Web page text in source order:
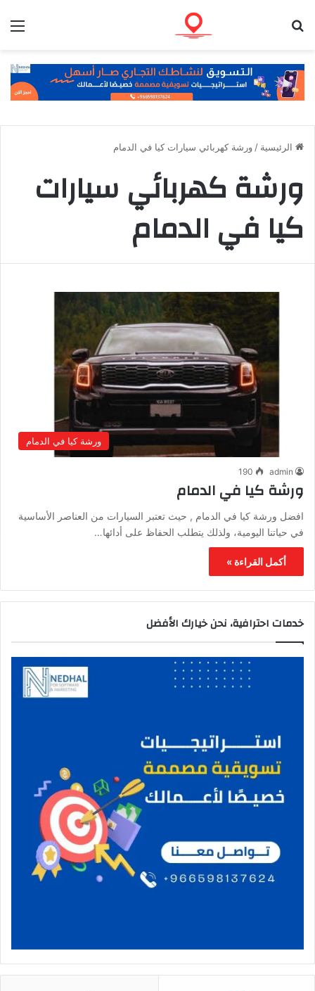
الرئيسية / ورشة كهربائي سيارات كيا في الدمام
ورشة كهربائي سيارات
كيا في الدمام
ورشة كيا في الدمام
admin
190
ورشة كيا في الدمام
افضل ورشة كيا في الدمام , حيث تعتبر السيارات من العناصر الأساسية
في حياتنا اليومية، ولذلك يتطلب الحفاظ على أدائها…
أكمل القراءة »
خدمات احترافية، نحن خيارك الأفضل